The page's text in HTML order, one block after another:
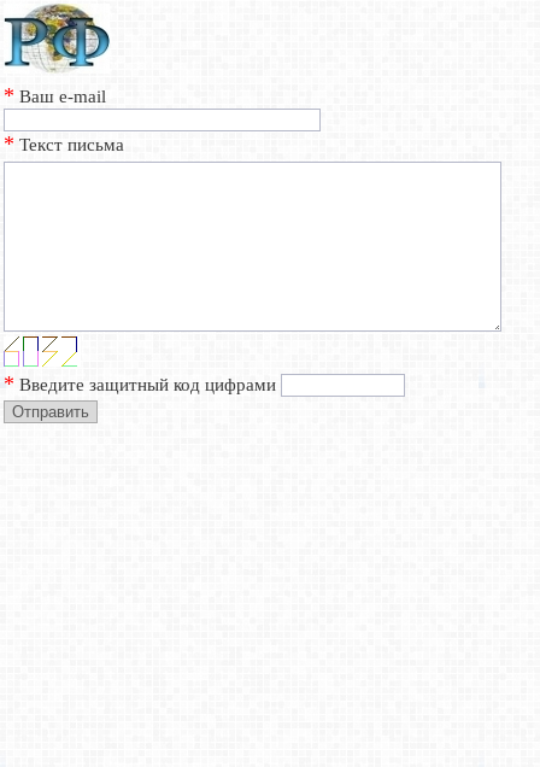
* Ваш e-mail
* Текст письма
* Введите защитный код цифрами